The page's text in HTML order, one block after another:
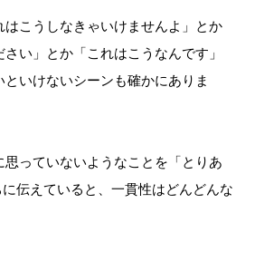
こうしなきゃいけませんよ」とか
さい」とか「これはこうなんです」
いけないシーンも確かにありま
思っていないようなことを「とりあ
伝えていると、⼀貫性はどんどんな